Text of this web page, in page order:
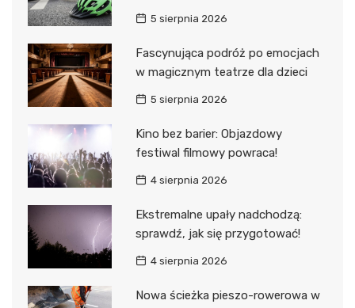
5 sierpnia 2026
Fascynująca podróż po emocjach
w magicznym teatrze dla dzieci
5 sierpnia 2026
Kino bez barier: Objazdowy
festiwal filmowy powraca!
4 sierpnia 2026
Ekstremalne upały nadchodzą:
sprawdź, jak się przygotować!
4 sierpnia 2026
Nowa ścieżka pieszo-rowerowa w